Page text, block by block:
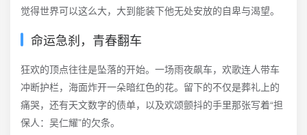
觉得世界可以这么大，大到能装下他无处安放的自卑与渴望。
命运急刹，青春翻车
狂欢的顶点往往是坠落的开始。一场雨夜飙车，欢歌连人带车
冲断护栏，海面炸开一朵暗红色的花。留下的不仅是葬礼上的
痛哭，还有天文数字的债单，以及欢颂颤抖的手里那张写着“担
保人：吴仁耀”的欠条。